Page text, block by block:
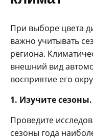
При выборе цвета
важно учитывать
региона.
внешний вид
восприятие его
1. Изучите сезоны.
Проведите
сезоны года